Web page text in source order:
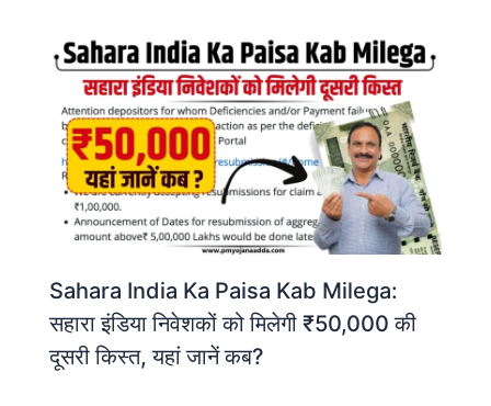
Sahara India Ka Paisa Kab Milega:
सहारा इंडिया निवेशकों को मिलेगी ₹50,000 की
दूसरी किस्त, यहां जानें कब?